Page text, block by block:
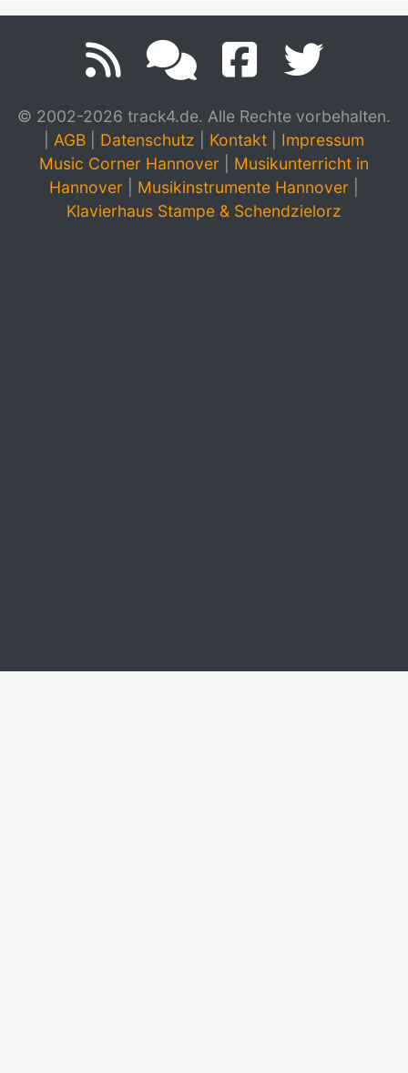
© 2002-2026 track4.de. Alle Rechte vorbehalten.
AGB Datenschutz Kontakt
Impressum
Music Corner Hannover
Musikunterricht in
Hannover
Musikinstrumente Hannover
Klavierhaus Stampe & Schendzielorz